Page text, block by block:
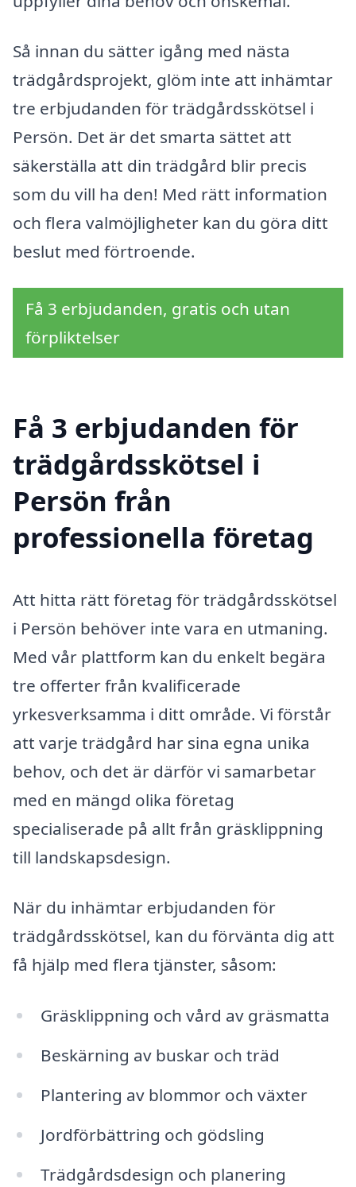
Så innan du sätter igång med nästa
trädgårdsprojekt, glöm inte att inhämtar
tre erbjudanden för trädgårdsskötsel i
Persön. Det är det smarta sättet att
säkerställa att din trädgård blir precis
som du vill ha den! Med rätt information
och flera valmöjligheter kan du göra ditt
beslut med förtroende.
Få 3 erbjudanden, gratis och utan
förpliktelser
Få 3 erbjudanden för
trädgårdsskötsel i
Persön från
professionella företag
Att hitta rätt företag för trädgårdsskötsel
i Persön behöver inte vara en utmaning.
Med vår plattform kan du enkelt begära
tre offerter från kvalificerade
yrkesverksamma i ditt område. Vi förstår
att varje trädgård har sina egna unika
behov, och det är därför vi samarbetar
med en mängd olika företag
specialiserade på allt från gräsklippning
till landskapsdesign.
När du inhämtar erbjudanden för
trädgårdsskötsel, kan du förvänta dig att
få hjälp med flera tjänster, såsom:
Gräsklippning och vård av gräsmatta
Beskärning av buskar och träd
Plantering av blommor och växter
Jordförbättring och gödsling
Trädgårdsdesign och planering